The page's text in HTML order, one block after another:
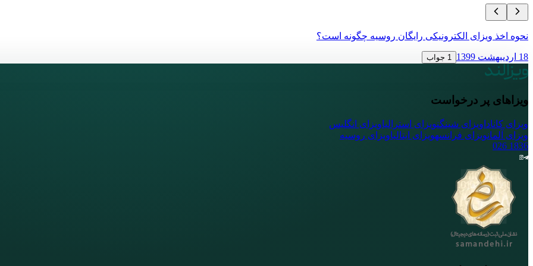
نحوه اخذ ویزای الکترونیکی رایگان روسیه چگونه است؟
18 اردیبهشت 1399 1 جواب
ویزاهای پر درخواست
ویزای کانادا ویزای شینگنویزای استرالیاویزای انگلیس
ویزای آلمانویزای فرانسهویزای ایتالیاویزای روسیه
1836